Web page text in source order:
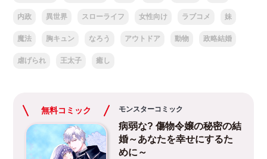
内政 異世界 スローライフ 女性向け ラブコメ 妹
魔法 胸キュン なろう アウトドア 動物 政略結婚
虐げられ 王太子 癒し
無料コミック モンスターコミック
病弱な? 傷物令嬢の秘密の結
婚～あなたを幸せにするた
めに～